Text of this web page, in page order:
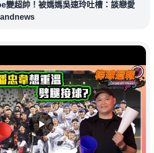
變超帥！被媽媽吳速玲吐槽：談戀愛